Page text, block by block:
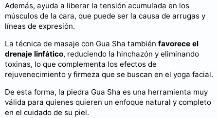
Además, ayuda a liberar la tensión acumulada en los
músculos de la cara, que puede ser la causa de arrugas y
líneas de expresión.
La técnica de masaje con Gua Sha también favorece el
drenaje linfático, reduciendo la hinchazón y eliminando
toxinas, lo que complementa los efectos de
rejuvenecimiento y firmeza que se buscan en el yoga facial.
De esta forma, la piedra Gua Sha es una herramienta muy
válida para quienes quieren un enfoque natural y completo
en el cuidado de su piel.